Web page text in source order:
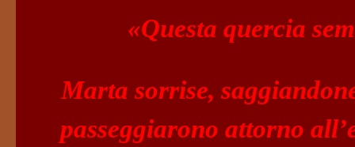
«Questa quercia
Marta sorrise,
passeggiarono attorno